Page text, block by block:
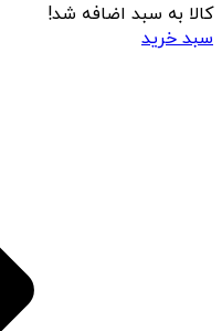
کالا به سبد اضافه شد!
سبد خرید